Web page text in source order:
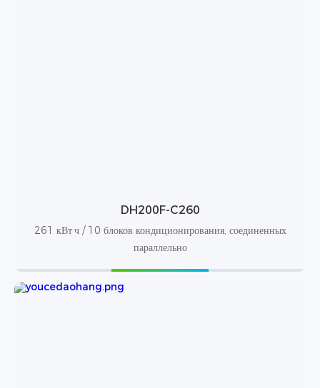
DH200F-C260
261 кВт·ч / 10 блоков кондиционирования, соединенных
параллельно